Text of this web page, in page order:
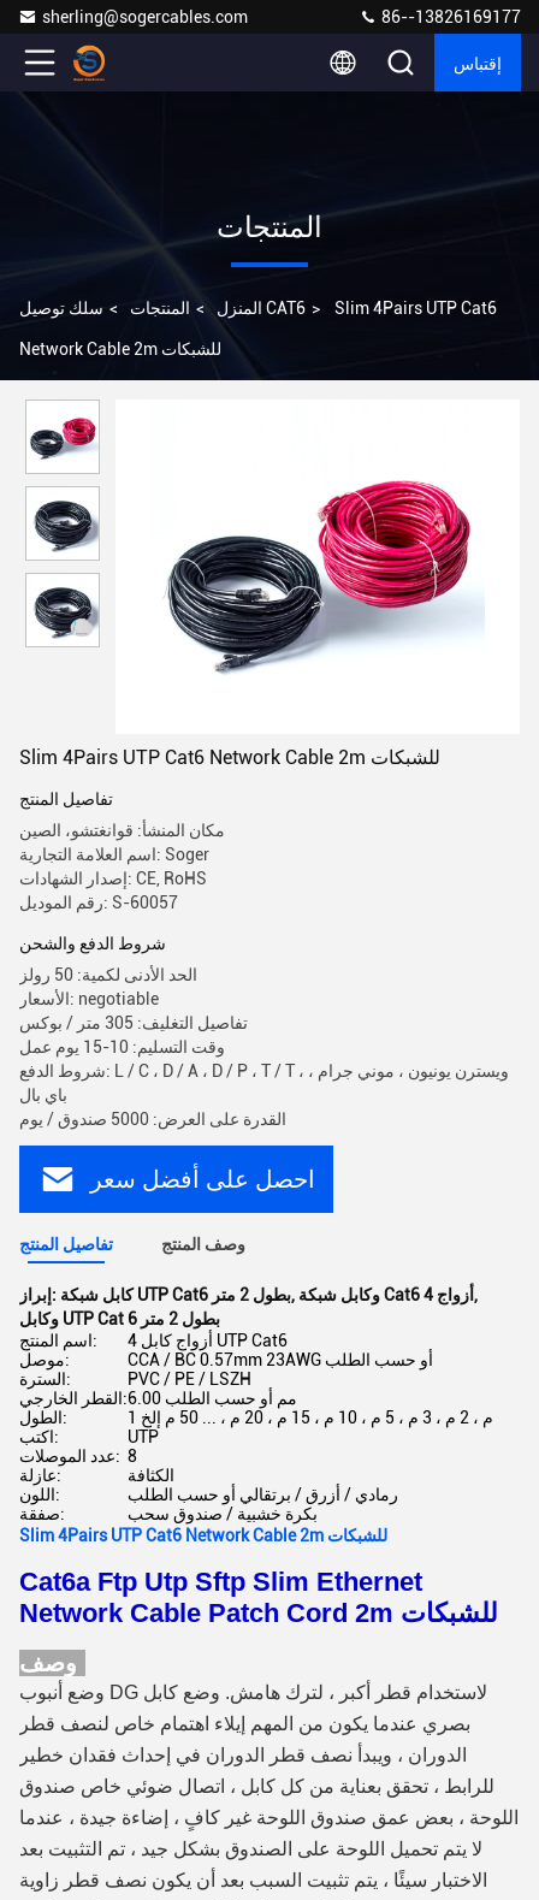
sherling@sogercables.com 86--13826169177
إقتباس
المنتجات
المنزل > المنتجات > سلك توصيل CAT6 > Slim 4Pairs UTP Cat6
Network Cable 2m للشبكات
Slim 4Pairs UTP Cat6 Network Cable 2m للشبكات
تفاصيل المنتج
مكان المنشأ: قوانغتشو، الصين
اسم العلامة التجارية: Soger
إصدار الشهادات: CE, RoHS
رقم الموديل: S-60057
شروط الدفع والشحن
الحد الأدنى لكمية: 50 رولز
الأسعار: negotiable
تفاصيل التغليف: 305 متر / بوكس
وقت التسليم: 10-15 يوم عمل
شروط الدفع: L / C ، D / A ، D / P ، T / T ، ويسترن يونيون ، موني جرام ،
باي بال
القدرة على العرض: 5000 صندوق / يوم
احصل على أفضل سعر
تفاصيل المنتج وصف المنتج
إبراز: كابل شبكة UTP Cat6 بطول 2 متر, وكابل شبكة Cat6 4 أزواج ,
وكابل UTP Cat 6 بطول 2 متر
اسم المنتج:
4 أزواج كابل UTP Cat6
موصل:
CCA / BC 0.57mm 23AWG أو حسب الطلب
السترة:
PVC / PE / LSZH
القطر الخارجي:
6.00 مم أو حسب الطلب
الطول:
1 م ، 2 م ، 3 م ، 5 م ، 10 م ، 15 م ، 20 م ، ... 50 م إلخ
اكتب:
UTP
عدد الموصلات: 8
عازلة:
الكثافة
اللون:
رمادي / أزرق / برتقالي أو حسب الطلب
صفقة:
بكرة خشبية / صندوق سحب
Slim 4Pairs UTP Cat6 Network Cable 2m للشبكات
Cat6a Ftp Utp Sftp Slim Ethernet
Network Cable Patch Cord 2m للشبكات
وضع أنبوب DG لاستخدام قطر أكبر ، لترك هامش. وضع كابل
بصري عندما يكون من المهم إيلاء اهتمام خاص لنصف قطر
الدوران ، ويبدأ نصف قطر الدوران في إحداث فقدان خطير
للرابط ، تحقق بعناية من كل كابل ، اتصال ضوئي خاص صندوق
اللوحة ، بعض عمق صندوق اللوحة غير كافٍ ، إضاءة جيدة ، عندما
لا يتم تحميل اللوحة على الصندوق بشكل جيد ، تم التثبيت بعد
الاختبار سيئًا ، يتم تثبيت السبب بعد أن يكون نصف قطر زاوية